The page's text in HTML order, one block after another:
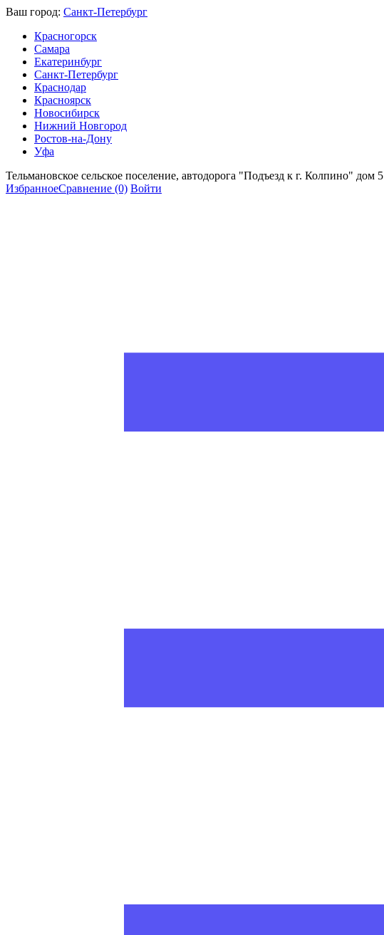
Ваш город: Санкт-Петербург
Красногорск
Самара
Екатеринбург
Санкт-Петербург
Краснодар
Красноярск
Новосибирск
Нижний Новгород
Ростов-на-Дону
Уфа
Тельмановское сельское поселение, автодорога "Подъезд к г. Колпино" дом 5
ИзбранноеСравнение (0) Войти